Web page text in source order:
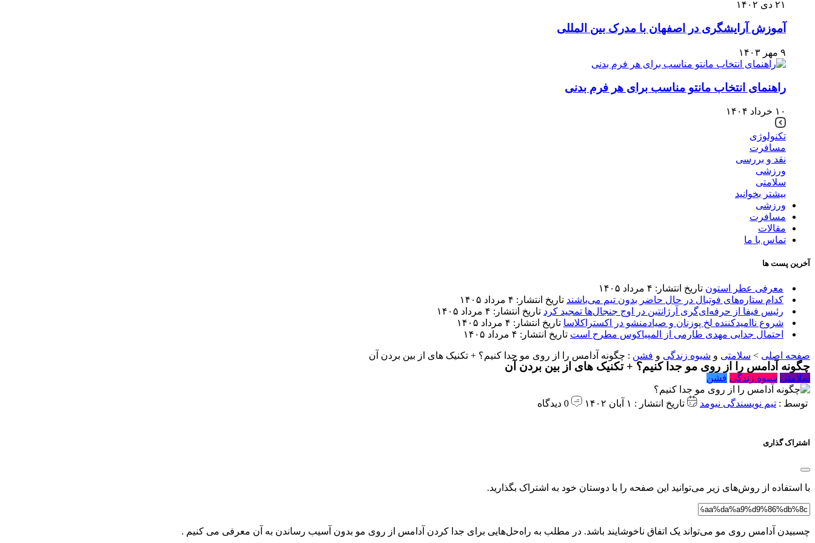
۲۱ دی ۱۴۰۲
آموزش آرایشگری در اصفهان با مدرک بین المللی
۹ مهر ۱۴۰۳
راهنمای انتخاب مانتو مناسب برای هر فرم بدنی
۱۰ خرداد ۱۴۰۴
تکنولوژی
مسافرت
نقد و بررسی
ورزشی
سلامتی
بیشتر بخوانید
ورزشی
مسافرت
مقالات
تماس با ما
آخرین پست ها
معرفی عطر استون تاریخ انتشار: ۴ مرداد ۱۴۰۵
کدام ستاره‌های فوتبال در حال حاضر بدون تیم می‌باشند تاریخ انتشار: ۴ مرداد ۱۴۰۵
رئیس فیفا از حرفه‌ای‌گری آرژانتین در اوج جنجال‌ها تمجید کرد تاریخ انتشار: ۴ مرداد ۱۴۰۵
شروع ناامیدکننده لخ پوزنان و صیادمنشو در اکستراکلاسا تاریخ انتشار: ۴ مرداد ۱۴۰۵
احتمال جدایی مهدی طارمی از المپیاکوس مطرح است تاریخ انتشار: ۴ مرداد ۱۴۰۵
صفحه اصلی > سلامتی و شیوه زندگی و فشن : چگونه آدامس را از روی مو جدا کنیم؟ + تکنیک های از بین بردن آن
چگونه آدامس را از روی مو جدا کنیم؟ + تکنیک های از بین بردن آن
سلامتی شیوه زندگی فشن
توسط : تیم نویسندگی نیومد تاریخ انتشار : ۱ آبان ۱۴۰۲
اشتراک گذاری
با استفاده از روش‌های زیر می‌توانید این صفحه را با دوستان خود به اشتراک بگذارید.
چسبیدن آدامس روی مو می‌تواند یک اتفاق ناخوشایند باشد. در مطلب به راه‌حل‌هایی برای جدا کردن آدامس از روی مو بدون آسیب رساندن به آن معرفی می کنیم .